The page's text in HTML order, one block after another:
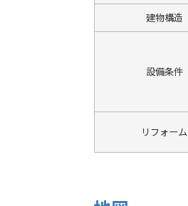
建物構造
設備条件
リフォーム